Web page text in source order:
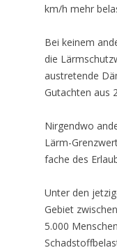
km/h mehr
Bei keinem
die
austretende
Gutachten aus
Nirgendwo
Lärm-
fache des
Unter den
Gebiet
5.000